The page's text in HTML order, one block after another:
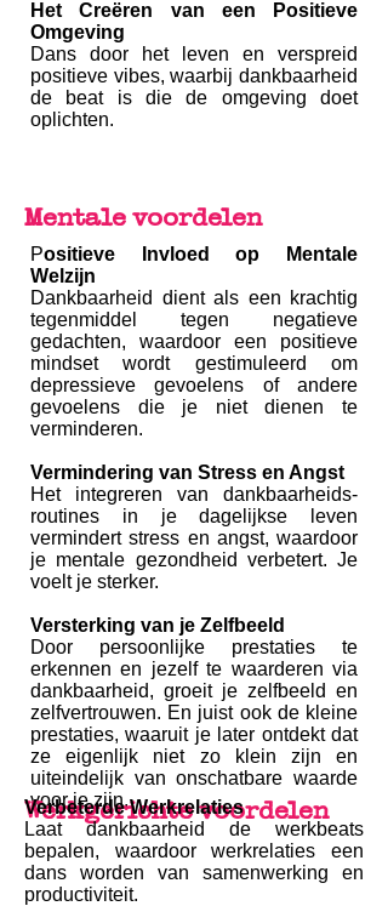
Het Creëren van een Positieve
Omgeving
Dans door het leven en verspreid
positieve vibes, waarbij dankbaarheid
de beat is die de omgeving doet
oplichten.
Mentale voordelen
Positieve Invloed op Mentale
Welzijn
Dankbaarheid dient als een krachtig
tegenmiddel tegen negatieve
gedachten, waardoor een positieve
mindset wordt gestimuleerd om
depressieve gevoelens of andere
gevoelens die je niet dienen te
verminderen.
Vermindering van Stress en Angst
Het integreren van dankbaarheids-
routines in je dagelijkse leven
vermindert stress en angst, waardoor
je mentale gezondheid verbetert. Je
voelt je sterker.
Versterking van je Zelfbeeld
Door persoonlijke prestaties te
erkennen en jezelf te waarderen via
dankbaarheid, groeit je zelfbeeld en
zelfvertrouwen. En juist ook de kleine
prestaties, waaruit je later ontdekt dat
ze eigenlijk niet zo klein zijn en
uiteindelijk van onschatbare waarde
voor je zijn.
Werkgerichte voordelen
Verbeterde Werkrelaties
Laat dankbaarheid de werkbeats
bepalen, waardoor werkrelaties een
dans worden van samenwerking en
productiviteit.